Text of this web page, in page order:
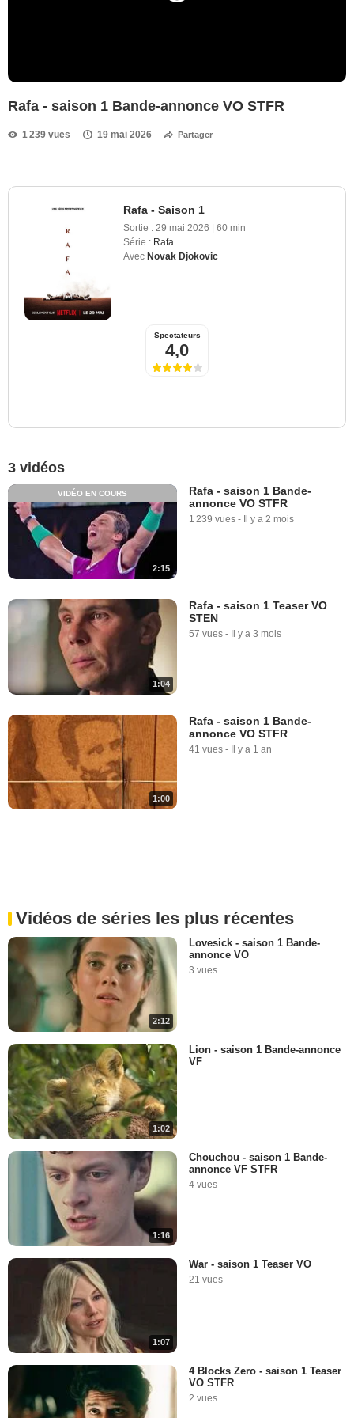
Rafa - saison 1 Bande-annonce VO STFR
1 239 vues 19 mai 2026 Partager
Rafa - Saison 1
Sortie : 29 mai 2026 | 60 min
Série : Rafa
Avec Novak Djokovic
Spectateurs
4,0
3 vidéos
2:15
VIDÉO EN COURS
Rafa - saison 1 Bande-
annonce VO STFR
1 239 vues - Il y a 2 mois
1:04
Rafa - saison 1 Teaser VO
STEN
57 vues - Il y a 3 mois
1:00
Rafa - saison 1 Bande-
annonce VO STFR
41 vues - Il y a 1 an
Vidéos de séries les plus récentes
2:12
Lovesick - saison 1 Bande-
annonce VO
3 vues
1:02
Lion - saison 1 Bande-annonce
VF
1:16
Chouchou - saison 1 Bande-
annonce VF STFR
4 vues
1:07
War - saison 1 Teaser VO
21 vues
4 Blocks Zero - saison 1 Teaser
VO STFR
2 vues